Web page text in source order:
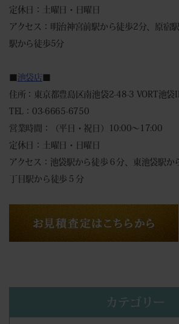
定休日：土曜日・日曜日
アクセス：明治神宮前駅から徒歩2分、原宿
駅から徒歩5分
池袋店
住所：東京都豊島区南池袋2-48-3 VORT池袋
TEL：03-6665-6750
営業時間：（平日・祝日）10:00～17:00
定休日：土曜日・日曜日
アクセス：池袋駅から徒歩６分、東池袋駅か
丁目駅から徒歩５分
カテゴリー